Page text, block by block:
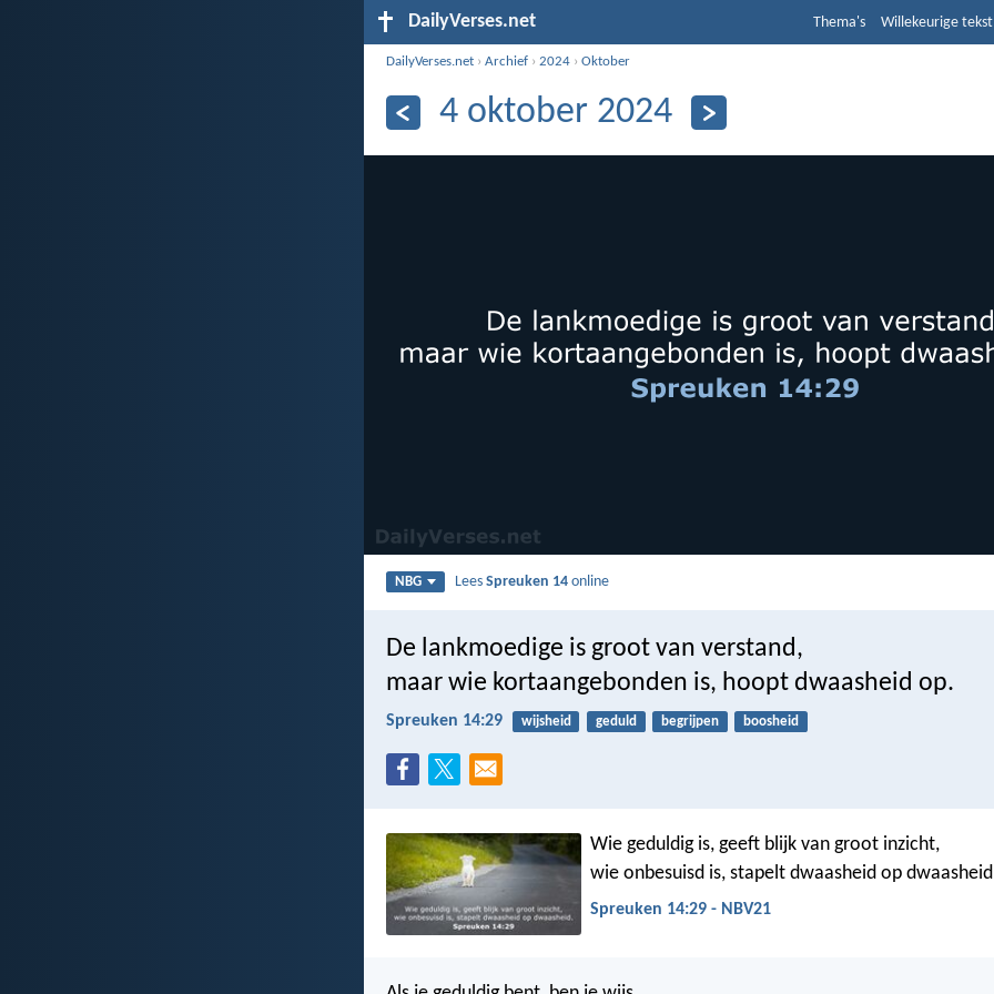
DailyVerses.net Thema's Willekeurige tekst
DailyVerses.net ›Archief ›2024 ›Oktober
4 oktober 2024
NBG LeesSpreuken 14 online
De lankmoedige is groot van verstand,
maar wie kortaangebonden is, hoopt dwaasheid op.
Spreuken 14:29 wijsheid geduld begrijpen boosheid
Wie geduldig is, geeft blijk van groot inzicht,
wie onbesuisd is, stapelt dwaasheid op
Spreuken 14:29 - NBV21